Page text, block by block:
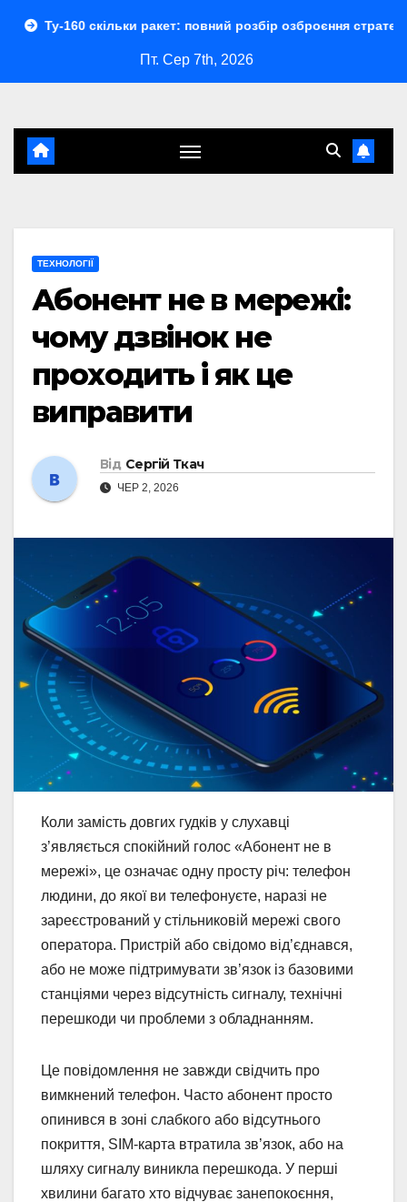
ракет: повний розбір озброєння стратегічного
Пт. Сер 7th, 2026
ТЕХНОЛОГІЇ
Абонент не в мережі:
чому дзвінок не
проходить і як це
виправити
Від Сергій Ткач
ЧЕР 2, 2026
Коли замість довгих гудків у слухавці
з’являється спокійний голос «Абонент не в
мережі», це означає одну просту річ: телефон
людини, до якої ви телефонуєте, наразі не
зареєстрований у стільниковій мережі свого
оператора. Пристрій або свідомо від’єднався,
або не може підтримувати зв’язок із базовими
станціями через відсутність сигналу, технічні
перешкоди чи проблеми з обладнанням.
Це повідомлення не завжди свідчить про
вимкнений телефон. Часто абонент просто
опинився в зоні слабкого або відсутнього
покриття, SIM-карта втратила зв’язок, або на
шляху сигналу виникла перешкода. У перші
хвилини багато хто відчуває занепокоєння,